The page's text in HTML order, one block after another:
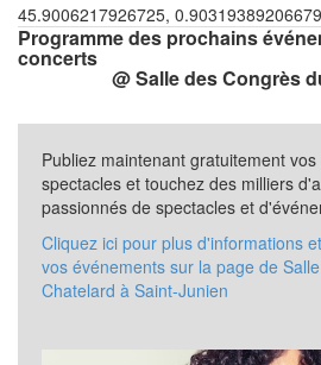
45.9006217926725,
Programme des prochains
concerts
@ Salle des Congrès
Publiez maintenant gratuitement
spectacles et touchez des milliers
passionnés de spectacles et
Cliquez ici pour plus d'informations
vos événements sur la page de
Chatelard à Saint-Junien